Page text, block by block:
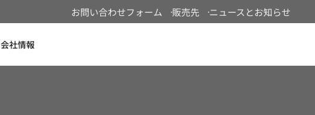
お問い合わせフォーム 販売先 ニュースとお知らせ
会社情報